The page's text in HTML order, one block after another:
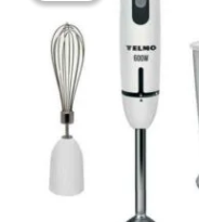
era:
$ 5.166,00.